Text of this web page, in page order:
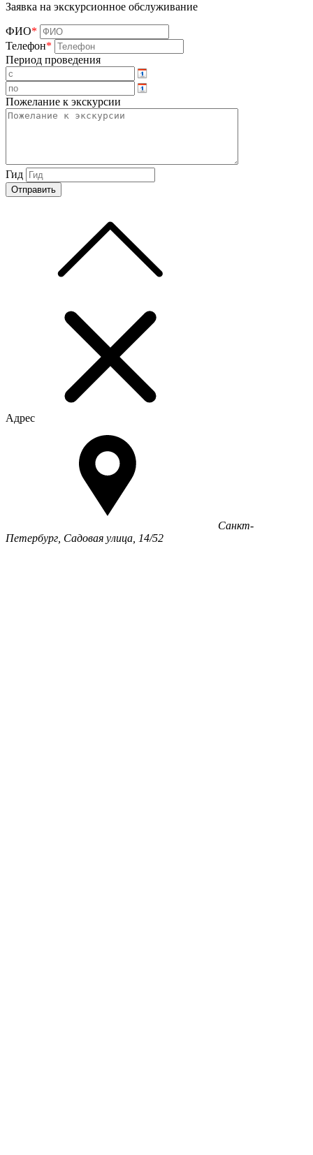
Заявка на экскурсионное обслуживание
ФИО*
Телефон*
Период проведения
Пожелание к экскурсии
Гид
Адрес
Санкт-
Петербург, Садовая улица, 14/52